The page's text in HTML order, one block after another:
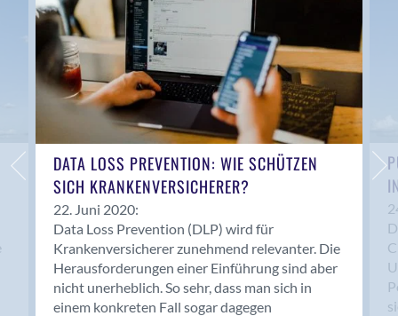
DATA LOSS PREVENTION: WIE SCHÜTZEN
SICH KRANKENVERSICHERER?
22. Juni 2020:
Data Loss Prevention (DLP) wird für
Krankenversicherer zunehmend relevanter. Die
Herausforderungen einer Einführung sind aber
nicht unerheblich. So sehr, dass man sich in
einem konkreten Fall sogar dagegen